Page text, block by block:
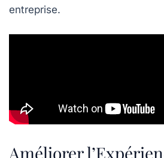
entreprise.
Améliorer